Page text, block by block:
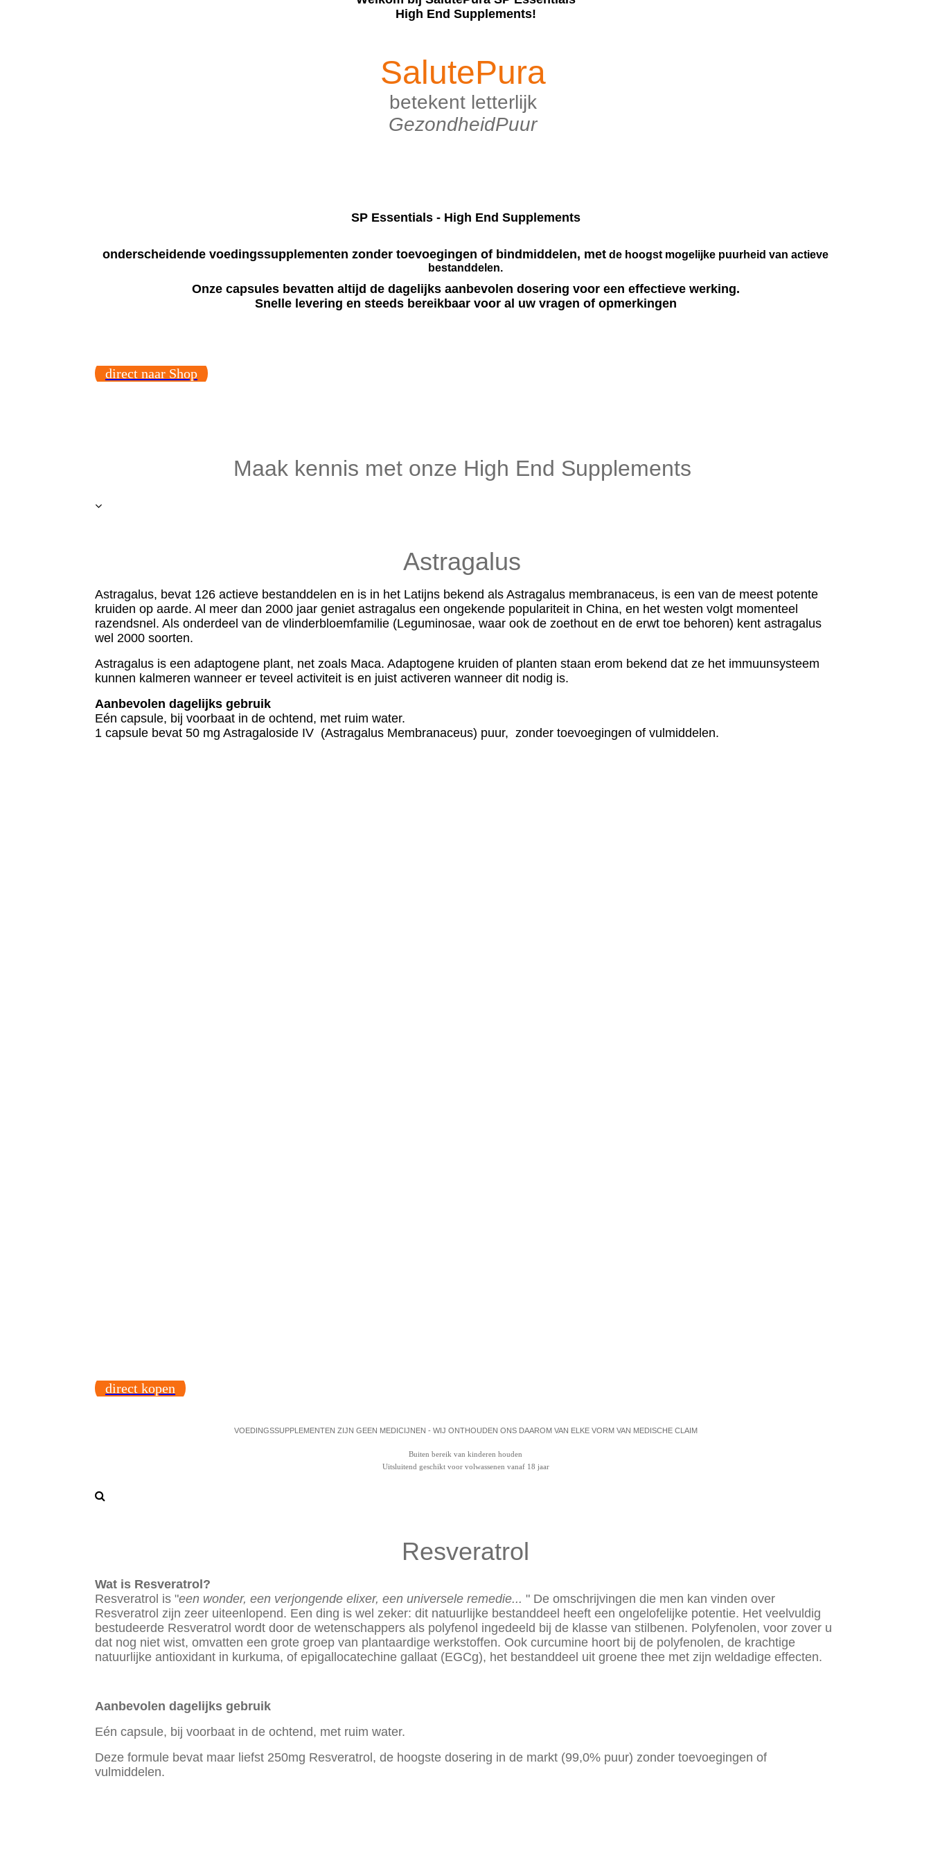
High End Supplements!
SalutePura
betekent letterlijk
GezondheidPuur
SP Essentials - High End Supplements
onderscheidende voedingssupplementen zonder toevoegingen of bindmiddelen, met de hoogst mogelijke puurheid van actieve
bestanddelen.
Onze capsules bevatten altijd de dagelijks aanbevolen dosering voor een effectieve werking.
Snelle levering en steeds bereikbaar voor al uw vragen of opmerkingen
direct naar Shop
Maak kennis met onze High End Supplements
Astragalus
Astragalus, bevat 126 actieve bestanddelen en is in het Latijns bekend als Astragalus membranaceus, is een van de meest potente
kruiden op aarde. Al meer dan 2000 jaar geniet astragalus een ongekende populariteit in China, en het westen volgt momenteel
razendsnel. Als onderdeel van de vlinderbloemfamilie (Leguminosae, waar ook de zoethout en de erwt toe behoren) kent astragalus
wel 2000 soorten.
Astragalus is een adaptogene plant, net zoals Maca. Adaptogene kruiden of planten staan erom bekend dat ze het immuunsysteem
kunnen kalmeren wanneer er teveel activiteit is en juist activeren wanneer dit nodig is.
Aanbevolen dagelijks gebruik
Eén capsule, bij voorbaat in de ochtend, met ruim water.
1 capsule bevat 50 mg Astragaloside IV (Astragalus Membranaceus) puur, zonder toevoegingen of vulmiddelen.
direct kopen
VOEDINGSSUPPLEMENTEN ZIJN GEEN MEDICIJNEN - WIJ ONTHOUDEN ONS DAAROM VAN ELKE VORM VAN MEDISCHE CLAIM
Buiten bereik van kinderen houden
Uitsluitend geschikt voor volwassenen vanaf 18 jaar
Resveratrol
Wat is Resveratrol?
Resveratrol is "een wonder, een verjongende elixer, een universele remedie... " De omschrijvingen die men kan vinden over
Resveratrol zijn zeer uiteenlopend. Een ding is wel zeker: dit natuurlijke bestanddeel heeft een ongelofelijke potentie. Het veelvuldig
bestudeerde Resveratrol wordt door de wetenschappers als polyfenol ingedeeld bij de klasse van stilbenen. Polyfenolen, voor zover u
dat nog niet wist, omvatten een grote groep van plantaardige werkstoffen. Ook curcumine hoort bij de polyfenolen, de krachtige
natuurlijke antioxidant in kurkuma, of epigallocatechine gallaat (EGCg), het bestanddeel uit groene thee met zijn weldadige effecten.
Aanbevolen dagelijks gebruik
Eén capsule, bij voorbaat in de ochtend, met ruim water.
Deze formule bevat maar liefst 250mg Resveratrol, de hoogste dosering in de markt (99,0% puur) zonder toevoegingen of
vulmiddelen.